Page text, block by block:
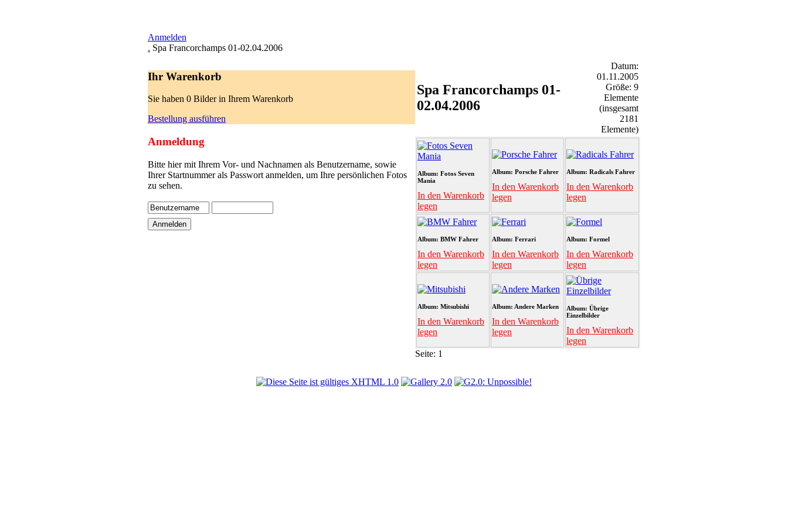
Anmelden
. Spa Francorchamps 01-02.04.2006
Ihr Warenkorb
Sie haben 0 Bilder in Ihrem Warenkorb
Bestellung ausführen
Anmeldung
Bitte hier mit Ihrem Vor- und Nachnamen als Benutzername, sowie
Ihrer Startnummer als Passwort anmelden, um Ihre persönlichen Fotos
zu sehen.
Spa Francorchamps 01-
02.04.2006
Datum:
01.11.2005
Größe: 9
Elemente
(insgesamt
2181
Elemente)
Album: Fotos Seven
Mania
In den Warenkorb
legen
Album: Porsche Fahrer
In den Warenkorb
legen
Album: Radicals Fahrer
In den Warenkorb
legen
Album: BMW Fahrer
In den Warenkorb
legen
Album: Ferrari
In den Warenkorb
legen
Album: Formel
In den Warenkorb
legen
Album: Mitsubishi
In den Warenkorb
legen
Album: Andere Marken
In den Warenkorb
legen
Album: Übrige
Einzelbilder
In den Warenkorb
legen
Seite: 1